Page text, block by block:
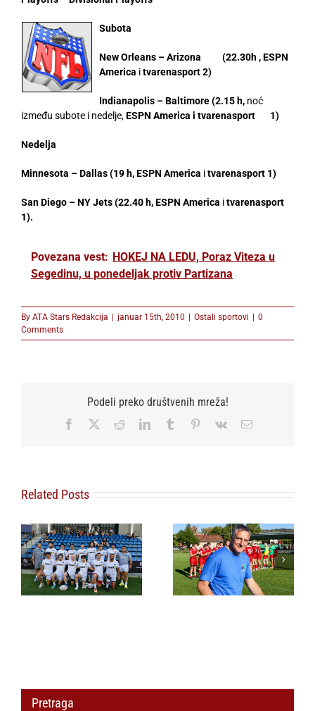
Subota
New Orleans – Arizona (22.30h , ESPN
America itvarenasport 2)
Indianapolis – Baltimore (2.15 h, noć
između subote i nedelje,ESPN America i tvarenasport 1)
Nedelja
Minnesota – Dallas (19 h, ESPN America itvarenasport 1)
San Diego – NY Jets (22.40 h, ESPN America itvarenasport
1).
Povezana vest: HOKEJ NA LEDU, Poraz Viteza u
Segedinu, u ponedeljak protiv Partizana
By ATA Stars Redakcija | januar 15th, 2010 | Ostali sportovi | 0
Comments
Podeli preko društvenih mreža!
Facebook RedditLinkedInTumblr Pinterest
Vk Email
Related Posts
SRBIJA SPREMNA
ZA OKRŠAJ U BEČU:
„Idemo po pobedu,
energija je na
Olimpijski centar
„Jahorina“ i
Skijališta Srbije
potpisali sporazum
o saradnji i
Pretraga